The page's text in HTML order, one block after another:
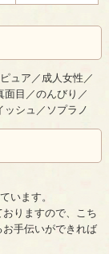
ュア／成人女性／
目／のんびり／
シュ／ソプラノ
います。
りますので、こち
手伝いができれば